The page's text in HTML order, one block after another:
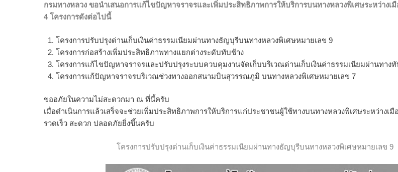
กรมทางหลวง ขอนำเสนอการแก้ไขปัญหาจราจรและเพิ่มประสิทธิภาพการให้บริการบนทางหลวงพิเศษระหว่างเ
4 โครงการดังต่อไปนี้
โครงการปรับปรุงด่านเก็บเงินค่าธรรมเนียมผ่านทางธัญบุรีบนทางหลวงพิเศษหมายเลข 9
โครงการก่อสร้างเพิ่มประสิทธิภาพทางแยกต่างระดับทับช้าง
โครงการแก้ไขปัญหาจราจรและปรับปรุงระบบควบคุมงานจัดเก็บบริเวณด่านเก็บเงินค่าธรรมเนียมผ่านทาง
โครงการแก้ปัญหาจราจรบริเวณช่วงทางออกสนามบินสุวรรณภูมิ บนทางหลวงพิเศษหมายเลข 7
ขออภัยในความไม่สะดวกมา ณ ที่นี้ครับ
เมื่อดำเนินการแล้วเสร็จจะช่วยเพิ่มประสิทธิภาพการให้บริการแก่ประชาชนผู้ใช้ทางบนทางหลวงพิเศษระหว่างเมื
รวดเร็ว สะดวก ปลอดภัยยิ่งขึ้นครับ
โครงการปรับปรุงด่านเก็บเงินค่าธรรมเนียมผ่านทางธัญบุรีบนทางหลวงพิเศษหมายเลข 9